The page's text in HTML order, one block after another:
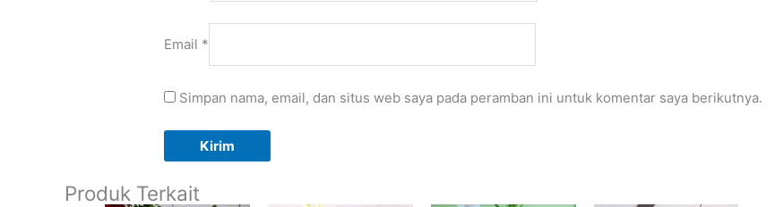
Email *
Simpan nama, email, dan situs web saya pada peramban ini untuk komentar saya berikutnya.
Produk Terkait